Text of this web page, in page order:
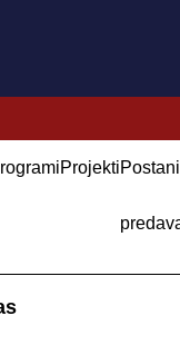
ProjektiPostani